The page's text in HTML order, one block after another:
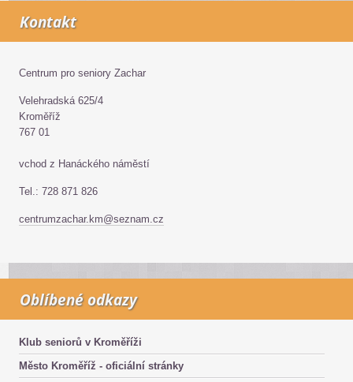
Kontakt
Centrum pro seniory Zachar
Velehradská 625/4
Kroměříž
767 01
vchod z Hanáckého náměstí
Tel.: 728 871 826
centrumzachar.km@seznam.cz
Oblíbené odkazy
Klub seniorů v Kroměříži
Město Kroměříž - oficiální stránky